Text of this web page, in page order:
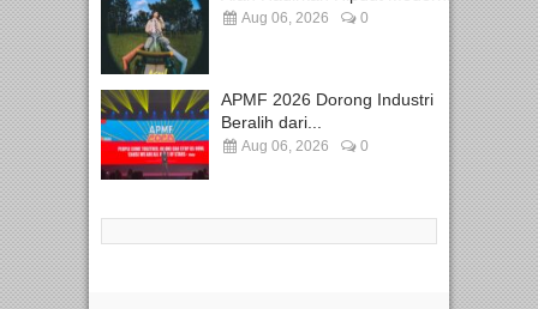
Aug 06, 2026 0
APMF 2026 Dorong Industri
Beralih dari...
Aug 06, 2026 0